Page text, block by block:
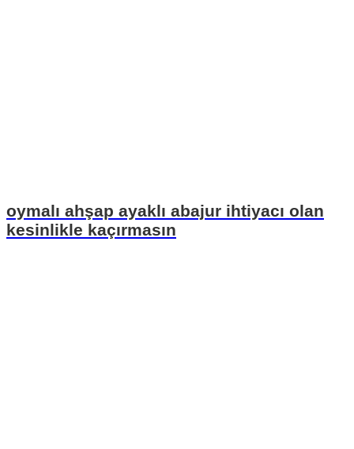
oymalı ahşap ayaklı abajur ihtiyacı olan
kesinlikle kaçırmasın